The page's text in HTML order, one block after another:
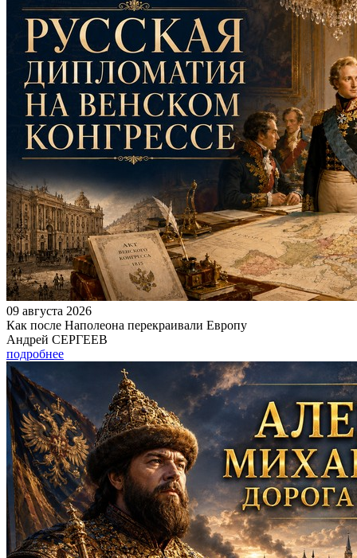
09 августа 2026
Как после Наполеона перекраивали Европу
Андрей СЕРГЕЕВ
подробнее